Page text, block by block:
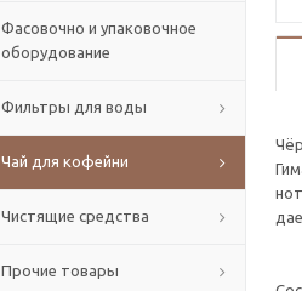
Фасовочно и упаковочное
оборудование
Фильтры для воды
Чай для кофейни
Чистящие средства
Прочие товары